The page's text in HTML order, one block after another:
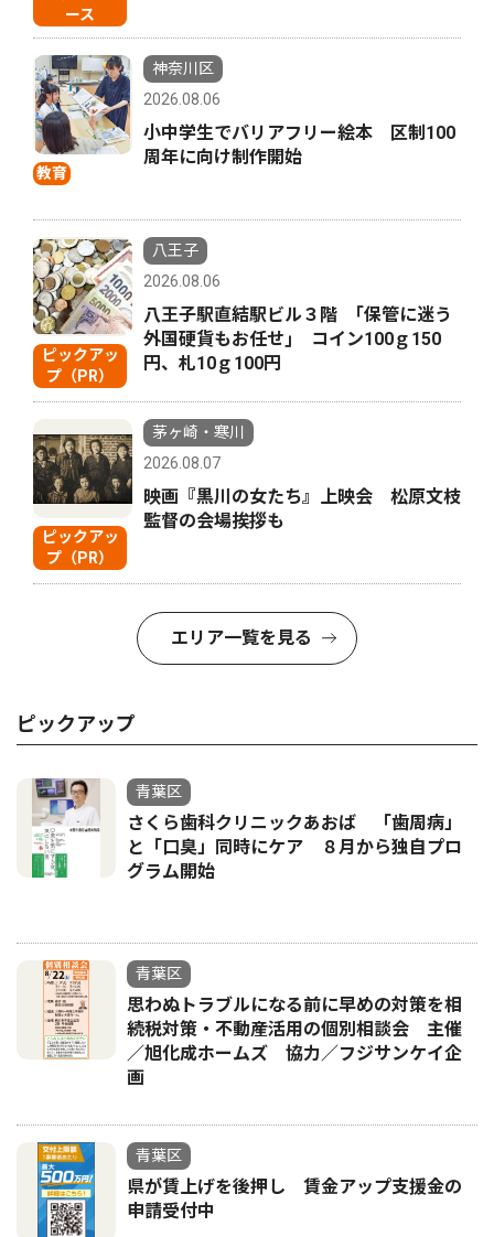
ース
教育
神奈川区
2026.08.06
小中学生でバリアフリー絵本 区制100
周年に向け制作開始
ピックアッ
プ（PR）
八王子
2026.08.06
八王子駅直結駅ビル３階 ｢保管に迷う
外国硬貨もお任せ｣ コイン100ｇ150
円、札10ｇ100円
ピックアッ
プ（PR）
茅ヶ崎・寒川
2026.08.07
映画『黒川の女たち』上映会 松原文枝
監督の会場挨拶も
エリア一覧を見る
ピックアップ
青葉区
さくら歯科クリニックあおば 「歯周病」
と「口臭」同時にケア ８月から独自プロ
グラム開始
青葉区
思わぬトラブルになる前に早めの対策を相
続税対策・不動産活用の個別相談会 主催
／旭化成ホームズ 協力／フジサンケイ企
画
青葉区
県が賃上げを後押し 賃金アップ支援金の
申請受付中